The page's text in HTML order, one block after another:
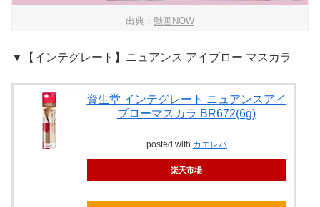
出典： 動画NOW
▼【インテグレート】ニュアンス アイブロー マスカラ
資生堂 インテグレート ニュアンスアイ
ブローマスカラ BR672(6g)
posted with カエレバ
楽天市場